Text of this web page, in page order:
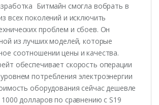
Битмайн смогла вобрать в
всех поколений и исключить
проблем и сбоев. Он
из лучших моделей, которые
соотношении цены и качества.
обеспечивает скорость операции
потребления электроэнергии
оборудования сейчас дешевле
долларов по сравнению с S19